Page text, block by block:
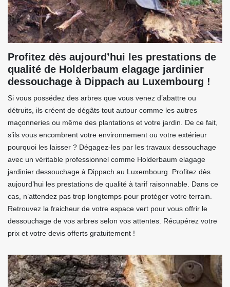
Profitez dès aujourd’hui les prestations de
qualité de Holderbaum elagage jardinier
dessouchage à Dippach au Luxembourg !
Si vous possédez des arbres que vous venez d’abattre ou
détruits, ils créent de dégâts tout autour comme les autres
maçonneries ou même des plantations et votre jardin. De ce fait,
s’ils vous encombrent votre environnement ou votre extérieur
pourquoi les laisser ? Dégagez-les par les travaux dessouchage
avec un véritable professionnel comme Holderbaum elagage
jardinier dessouchage à Dippach au Luxembourg. Profitez dès
aujourd’hui les prestations de qualité à tarif raisonnable. Dans ce
cas, n’attendez pas trop longtemps pour protéger votre terrain.
Retrouvez la fraicheur de votre espace vert pour vous offrir le
dessouchage de vos arbres selon vos attentes. Récupérez votre
prix et votre devis offerts gratuitement !